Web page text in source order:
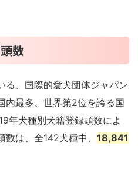
数
る、国際的愛犬団体ジャパン
内最多、世界第2位を誇る国
年犬種別犬籍登録頭数によ
は、 全142犬種中、 18,841